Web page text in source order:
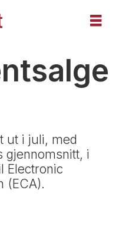
ut i juli, med
gjennomsnitt, i
Electronic
(ECA).